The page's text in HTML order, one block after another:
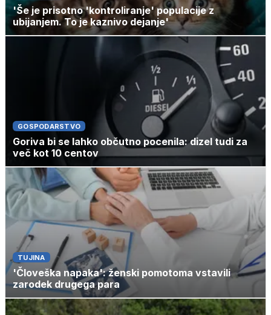
'Še je prisotno 'kontroliranje' populacije z
ubijanjem. To je kaznivo dejanje'
GOSPODARSTVO
Goriva bi se lahko občutno pocenila: dizel tudi za
več kot 10 centov
TUJINA
'Človeška napaka': ženski pomotoma vstavili
zarodek drugega para